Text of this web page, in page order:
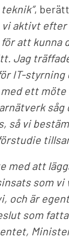
,
vi aktivt
att kunna
Jag
IT-styrning
ett
såg
så vi
med att
som vi
och är
som